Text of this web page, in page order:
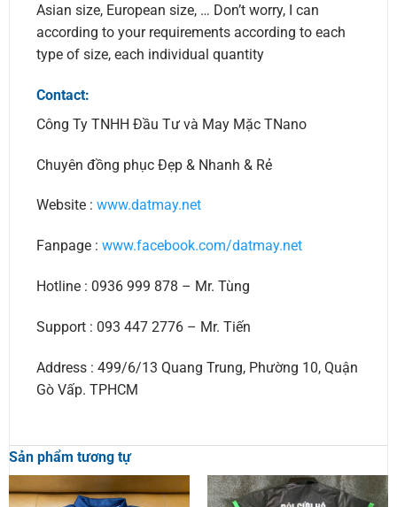
Asian size, European size, … Don’t worry, I can
according to your requirements according to each
type of size, each individual quantity
Contact:
Công Ty TNHH Đầu Tư và May Mặc TNano
Chuyên đồng phục Đẹp & Nhanh & Rẻ
Website : www.datmay.net
Fanpage : www.facebook.com/datmay.net
Hotline : 0936 999 878 – Mr. Tùng
Support : 093 447 2776 – Mr. Tiến
Address : 499/6/13 Quang Trung, Phường 10, Quận
Gò Vấp. TPHCM
Sản phẩm tương tự